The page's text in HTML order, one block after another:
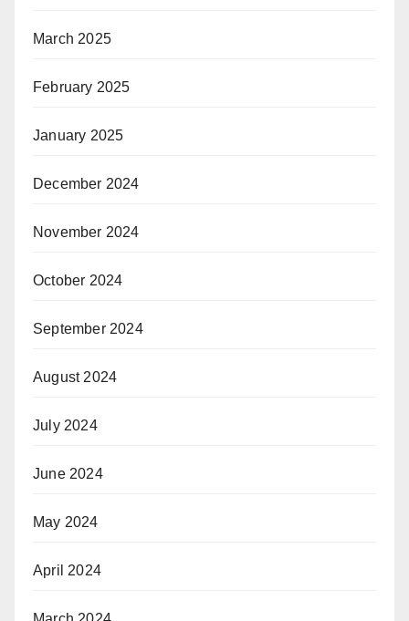
March 2025
February 2025
January 2025
December 2024
November 2024
October 2024
September 2024
August 2024
July 2024
June 2024
May 2024
April 2024